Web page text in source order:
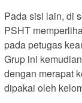
Pada sisi lain, di
PSHT
pada petugas
Grup ini
dengan merapat
dipakai oleh